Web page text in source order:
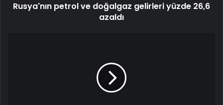
Rusya'nın petrol ve doğalgaz gelirleri yüzde 26,6
azaldı